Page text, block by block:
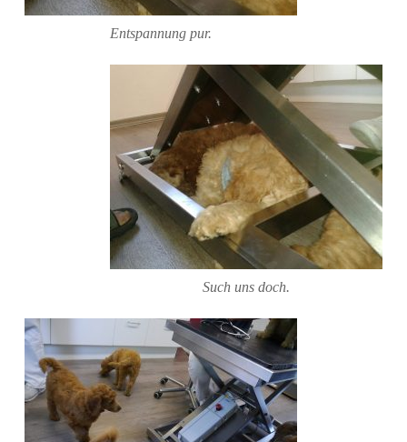
Entspannung pur.
Such uns doch.